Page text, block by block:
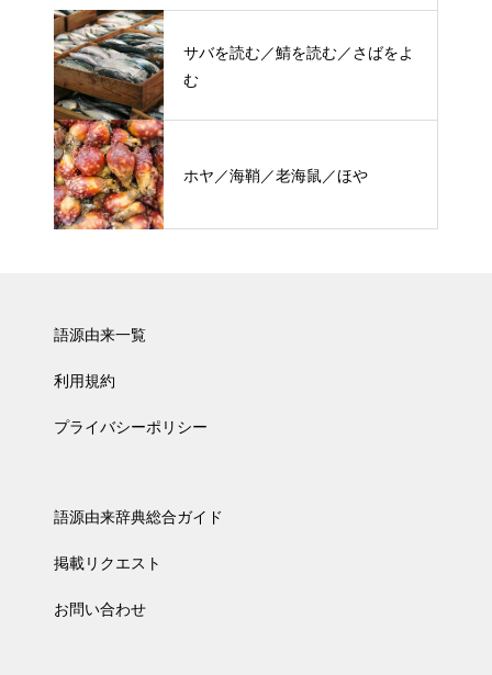
サバを読む／鯖を読む／さばをよ
む
ホヤ／海鞘／老海鼠／ほや
語源由来一覧
利用規約
プライバシーポリシー
語源由来辞典総合ガイド
掲載リクエスト
お問い合わせ